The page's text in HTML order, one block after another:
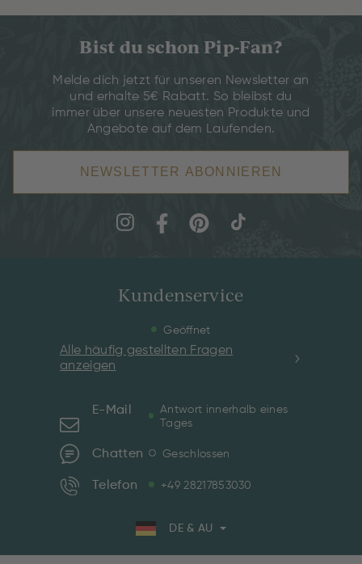
Bist du schon Pip-Fan?
Melde dich jetzt für unseren Newsletter an
und erhalte 5€ Rabatt. So bleibst du
immer über unsere neuesten Produkte und
Angebote auf dem Laufenden.
NEWSLETTER ABONNIEREN
Kundenservice
Geöffnet
Alle häufig gestellten Fragen
anzeigen
E-Mail
Antwort innerhalb eines
Tages
Chatten Geschlossen
Telefon +49 28217853030
DE & AU